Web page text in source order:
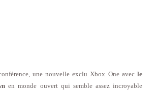
une nouvelle exclu Xbox One avec le
en monde ouvert qui semble assez incroyable